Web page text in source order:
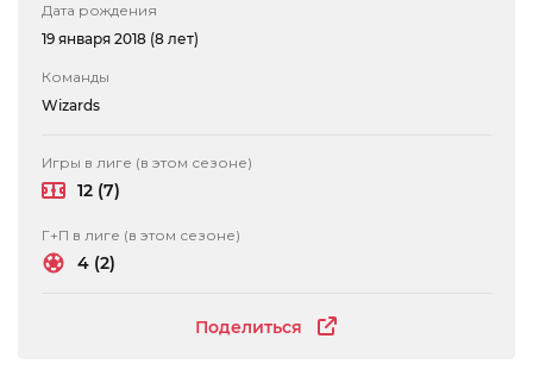
Поделиться
Дата рождения
19 января 2018 (8 лет)
Команды
Wizards
Игры в лиге (в этом сезоне)
12 (7)
Г+П в лиге (в этом сезоне)
4 (2)